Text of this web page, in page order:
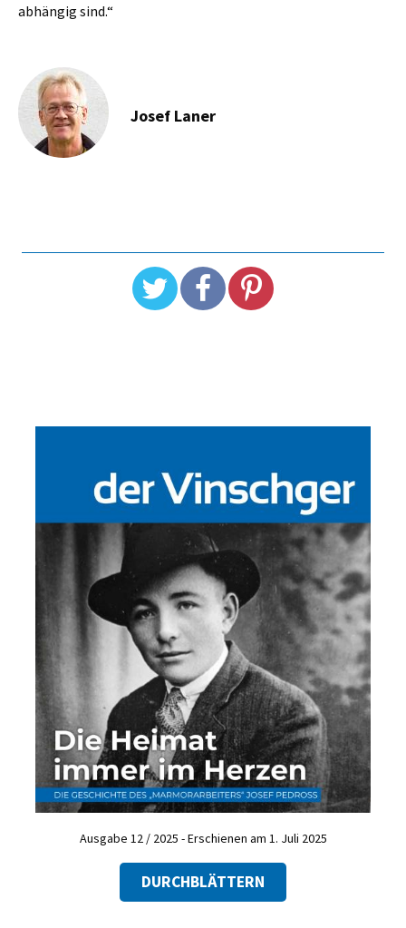
abhängig sind.“
Josef Laner
Ausgabe 12 / 2025 - Erschienen am 1. Juli 2025
DURCHBLÄTTERN